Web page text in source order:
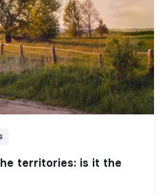
document.
territories: is it the